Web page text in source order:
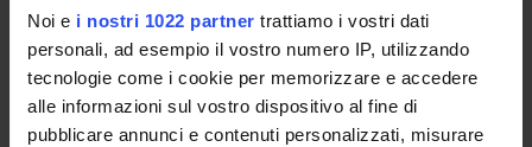
Noi e i nostri 1022 partner trattiamo i vostri dati
personali, ad esempio il vostro numero IP, utilizzando
tecnologie come i cookie per memorizzare e accedere
alle informazioni sul vostro dispositivo al fine di
pubblicare annunci e contenuti personalizzati, misurare
Proteomica strutturale, funzionale e di espressione
Biochemistry & Molecular Biology (DM) (DM)
Biochimica e Biologia Molecolare
Biochemistry & Molecular Biology (DM) (DM)